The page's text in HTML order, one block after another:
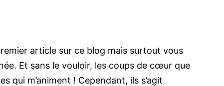
article sur ce blog mais surtout vous
Et sans le vouloir, les coups de cœur que
qui m’animent ! Cependant, ils s’agit